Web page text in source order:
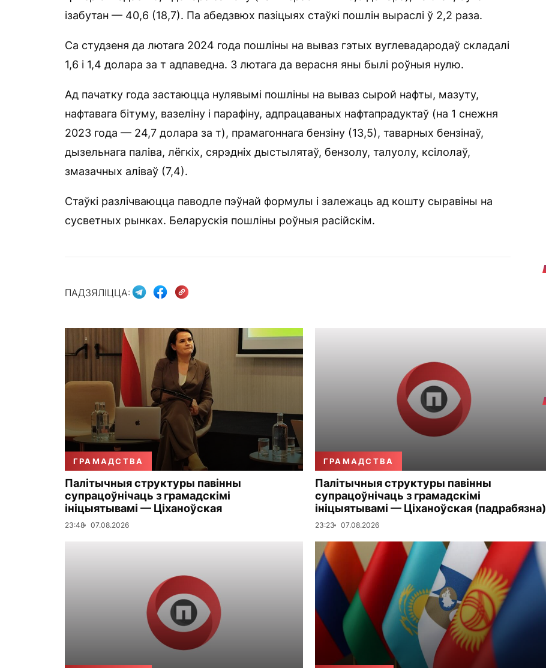
ізабутан — 40,6 (18,7). Па абедзвюх пазіцыях стаўкі пошлін выраслі ў 2,2 раза.
Са студзеня да лютага 2024 года пошліны на вываз гэтых вуглевадародаў складалі
1,6 і 1,4 долара за т адпаведна. З лютага да верасня яны былі роўныя нулю.
Ад пачатку года застаюцца нулявымі пошліны на вываз сырой нафты, мазуту,
нафтавага бітуму, вазеліну і парафіну, адпрацаваных нафтапрадуктаў (на 1 снежня
2023 года — 24,7 долара за т), прамагоннага бензіну (13,5), таварных бензінаў,
дызельнага паліва, лёгкіх, сярэдніх дыстылятаў, бензолу, талуолу, ксілолаў,
змазачных аліваў (7,4).
Стаўкі разлічваюцца паводле пэўнай формулы і залежаць ад кошту сыравіны на
сусветных рынках. Беларускія пошліны роўныя расійскім.
ПАДЗЯЛІЦЦА:
ГРАМАДСТВА
Палітычныя структуры павінны
супрацоўнічаць з грамадскімі
ініцыятывамі — Ціханоўская
23:48 07.08.2026
ГРАМАДСТВА
Палітычныя структуры павінны
супрацоўнічаць з грамадскімі
ініцыятывамі — Ціханоўская (падрабязна)
23:23 07.08.2026